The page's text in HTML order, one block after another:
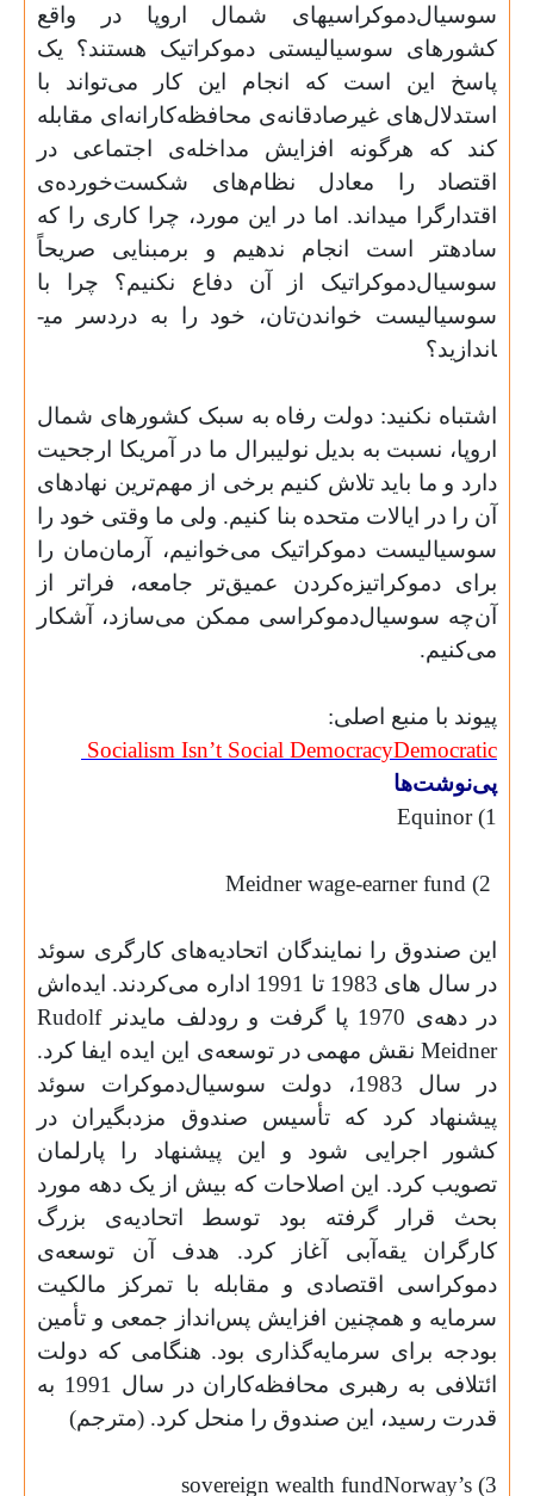
سوسیال‌دموکراسی­های شمال اروپا در واقع
کشورهای سوسیالیستی­ دموکراتیک هستند؟ یک
پاسخ این است که انجام این کار می‌تواند با
استدلال‌­های غیرصادقانه‌‌‌ی محافظه‌‌‌کارانه‌‌­ای مقابله
کند که هرگونه افزایش مداخله­‌ی اجتماعی در
اقتصاد را معادل نظام‌‌های شکست‌‌خورده‌ی
اقتدارگرا می­داند. اما در این مورد، چرا کاری را که
ساده­تر است انجام ندهیم و برمبنایی صریحاً
سوسیال‌‌دموکراتیک از آن دفاع نکنیم؟ چرا با
سوسیالیست خواندن‌‌تان، خود را به دردسر می­
اندازید؟
اشتباه نکنید: دولت رفاه به سبک کشورهای شمال
اروپا، نسبت به بدیل نولیبرال ما در آمریکا ارجحیت
دارد و ما باید تلاش کنیم برخی از مهم‌‌ترین نهادهای
آن را در ایالات متحده بنا کنیم. ولی ما وقتی خود را
سوسیالیست دموکراتیک می‌‌خوانیم، آرمان‌‌مان را
برای دموکراتیزه‌­کردن عمیق‌‌تر جامعه، فراتر از
آن‌‌چه سوسیال‌دموکراسی ممکن می‌سازد، آشکار
می‌کنیم.
پیوند با منبع اصلی:
Democratic
Socialism Isn’t Social Democracy
پی‌نوشت‌ها
1)
Equinor
2)
Meidnerwage-earnerfund
این صندوق را نمایندگان اتحادیه‌‌های کارگری سوئد
در سال های 1983 تا 1991 اداره می‌کردند. ایده‌­اش
در دهه‌­ی 1970 پا گرفت و رودلف مایدنر
Rudolf
Meidner نقش مهمی در توسعه‌­ی این ایده ایفا کرد.
در سال 1983، دولت سوسیال‌دموکرات سوئد
پیشنهاد کرد که تأسیس صندوق مزدبگیران در
کشور اجرایی شود و این پیشنهاد را پارلمان
تصویب کرد. این اصلاحات که بیش از یک دهه مورد
بحث قرار گرفته بود توسط اتحادیه‌­ی بزرگ
کارگران یقه‌‌آبی آغاز کرد. هدف آن توسعه‌ی
دموکراسی اقتصادی و مقابله با تمرکز مالکیت
سرمایه و همچنین افزایش پس‌انداز جمعی و تأمین
بودجه برای سرمایه‌گذاری بود. هنگامی که دولت
ائتلافی به رهبری محافظه‌کاران در سال 1991 به
قدرت رسید، این صندوق را منحل کرد. (مترجم)
3)
Norway’s
sovereign wealth fund